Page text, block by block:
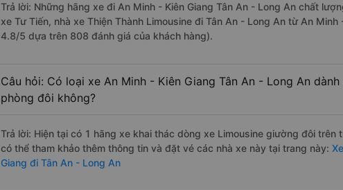
Trả lời: Những hãng xe đi An Minh - Kiên Giang Tân An - Long An chất
xe Tư Tiến, nhà xe Thiện Thành Limousine đi Tân An - Long An từ An
4.8/5 dựa trên 808 đánh giá của khách hàng).
Câu hỏi: Có loại xe An Minh - Kiên Giang Tân An - Long An
phòng đôi không?
Trả lời: Hiện tại có 1 hãng xe khai thác dòng xe Limousine giường đôi trên
có thể tham khảo thêm thông tin và đặt vé các nhà xe này tại trang này:
Giang đi Tân An - Long An